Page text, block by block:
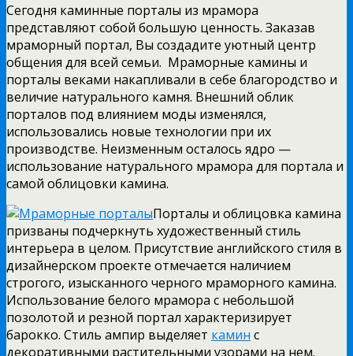
Сегодня каминные порталы из мрамора
представляют собой большую ценность. Заказав
мраморный портал, Вы создадите уютный центр
общения для всей семьи. Мраморные камины и
порталы веками накапливали в себе благородство и
величие натурального камня. Внешний облик
порталов под влиянием моды изменялся,
использовались новые технологии при их
производстве. Неизменным осталось ядро —
использование натурального мрамора для портала и
самой облицовки камина.
Порталы и облицовка камина
призваны подчеркнуть художественный стиль
интерьера в целом. Присутствие английского стиля в
дизайнерском проекте отмечается наличием
строгого, изысканного черного мраморного камина.
Использование белого мрамора с небольшой
позолотой и резной портал характеризирует
барокко. Стиль ампир выделяет камин с
декоративными растительными узорами на нем.